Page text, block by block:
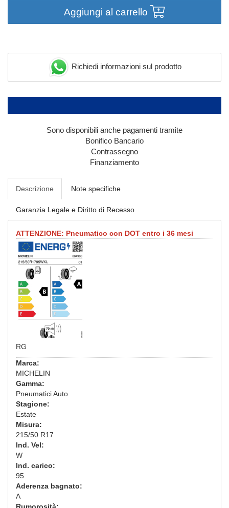
Aggiungi al carrello
Richiedi informazioni sul prodotto
Sono disponibili anche pagamenti tramite
Bonifico Bancario
Contrassegno
Finanziamento
Descrizione Note specifiche
Garanzia Legale e Diritto di Recesso
ATTENZIONE: Pneumatico con DOT entro i 36 mesi
RG
Marca:
MICHELIN
Gamma:
Pneumatici Auto
Stagione:
Estate
Misura:
215/50 R17
Ind. Vel:
W
Ind. carico:
95
Aderenza bagnato:
A
Rumorosità: